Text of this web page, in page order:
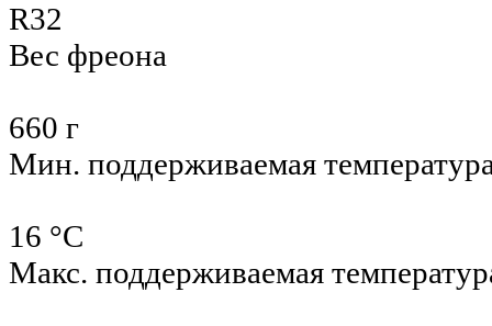
R32
Вес фреона
660 г
Мин. поддерживаемая
16 °С
Макс. поддерживаемая